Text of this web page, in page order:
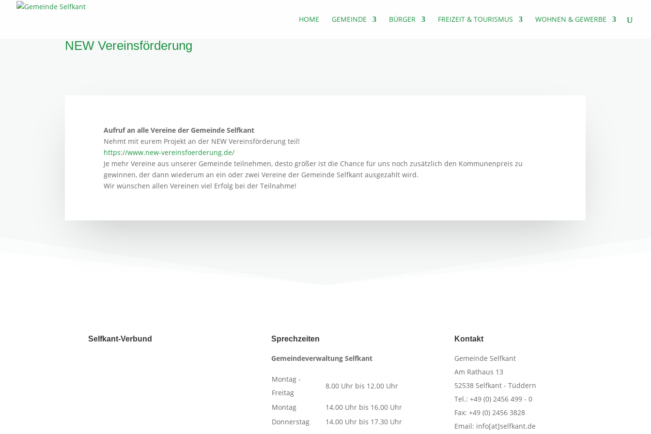
HOME GEMEINDE BÜRGER FREIZEIT & TOURISMUS WOHNEN & GEWERBE
NEW Vereinsförderung
Aufruf an alle Vereine der Gemeinde Selfkant
Nehmt mit eurem Projekt an der NEW Vereinsförderung teil!
https://www.new-vereinsfoerderung.de/
Je mehr Vereine aus unserer Gemeinde teilnehmen, desto größer ist die Chance für uns noch zusätzlich den Kommunenpreis zu
gewinnen, der dann wiederum an ein oder zwei Vereine der Gemeinde Selfkant ausgezahlt wird.
Wir wünschen allen Vereinen viel Erfolg bei der Teilnahme!
Selfkant-Verbund Sprechzeiten
Gemeindeverwaltung Selfkant
Montag -
Freitag
8.00 Uhr bis 12.00 Uhr
Montag
14.00 Uhr bis 16.00 Uhr
Donnerstag
14.00 Uhr bis 17.30 Uhr
Kontakt
​Gemeinde Selfkant
Am Rathaus 13
52538 Selfkant - Tüddern
Tel.: +49 (0) 2456 499 - 0
Fax: +49 (0) 2456 3828
Email: info[at]selfkant.de